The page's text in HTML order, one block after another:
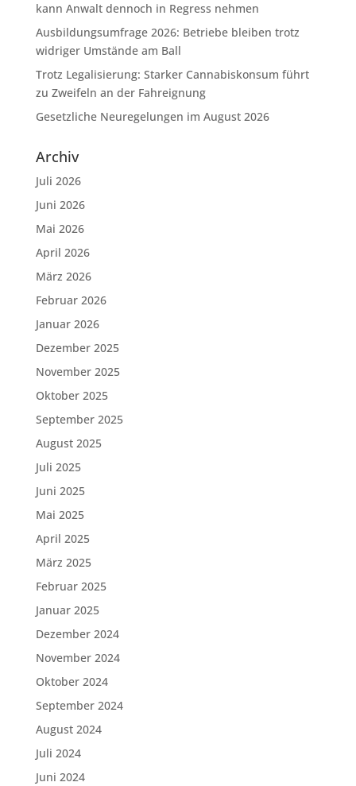
kann Anwalt dennoch in Regress nehmen
Ausbildungsumfrage 2026: Betriebe bleiben trotz
widriger Umstände am Ball
Trotz Legalisierung: Starker Cannabiskonsum führt
zu Zweifeln an der Fahreignung
Gesetzliche Neuregelungen im August 2026
Archiv
Juli 2026
Juni 2026
Mai 2026
April 2026
März 2026
Februar 2026
Januar 2026
Dezember 2025
November 2025
Oktober 2025
September 2025
August 2025
Juli 2025
Juni 2025
Mai 2025
April 2025
März 2025
Februar 2025
Januar 2025
Dezember 2024
November 2024
Oktober 2024
September 2024
August 2024
Juli 2024
Juni 2024